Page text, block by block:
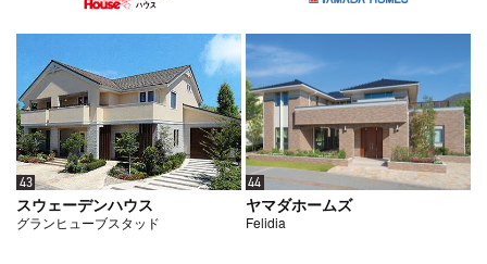
43
スウェーデンハウス
グランヒューブスタッド
44
ヤマダホームズ
Felidia